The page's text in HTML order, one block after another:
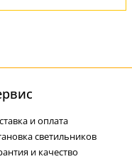
и оплата
светильников
и качество